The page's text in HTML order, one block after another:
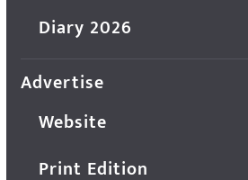
Diary 2026
Advertise
Website
Print Edition